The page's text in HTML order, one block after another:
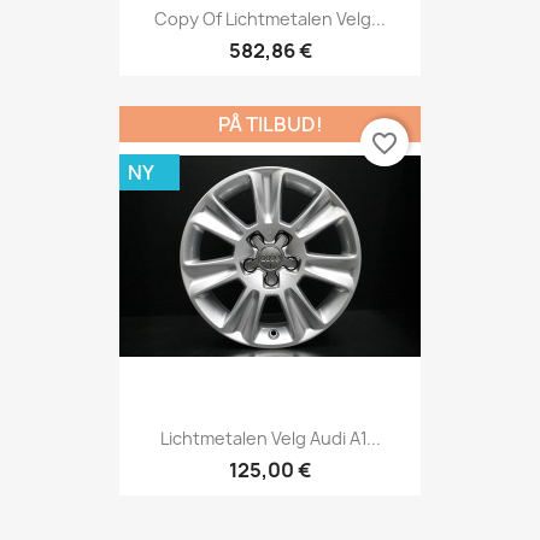
Copy Of Lichtmetalen Velg...
582,86 €
Lichtmetalen Velg Audi A1...
125,00 €
PÅ TILBUD!
NY
favorite_border